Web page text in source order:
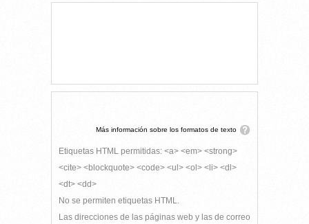
Más información sobre los formatos de texto
Etiquetas HTML permitidas: <a> <em> <strong>
<cite> <blockquote> <code> <ul> <ol> <li> <dl>
<dt> <dd>
No se permiten etiquetas HTML.
Las direcciones de las páginas web y las de correo